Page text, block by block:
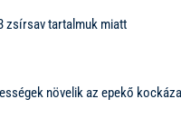
zsírsav tartalmuk miatt
növelik az epekő